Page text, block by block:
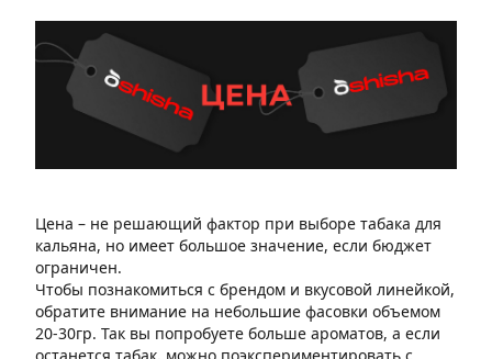
Цена – не решающий фактор при выборе табака для
кальяна, но имеет большое значение, если бюджет
ограничен.
Чтобы познакомиться с брендом и вкусовой линейкой,
обратите внимание на небольшие фасовки объемом
20-30гр. Так вы попробуете больше ароматов, а если